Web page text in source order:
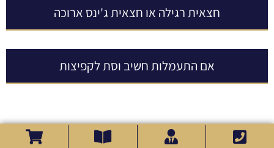
חצאית רגילה או חצאית ג'ינס ארוכה
אם התעמלות חשיב וסת לקפיצות